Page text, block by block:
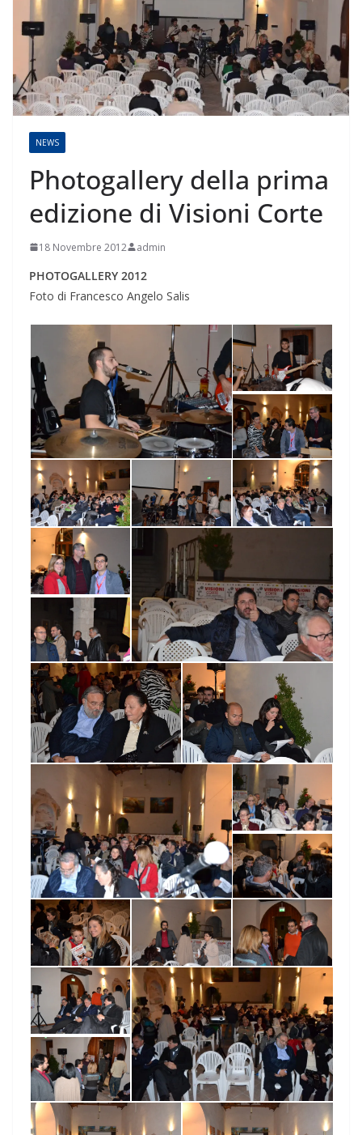
NEWS
Photogallery della prima
edizione di Visioni Corte
18 Novembre 2012 admin
PHOTOGALLERY 2012
Foto di Francesco Angelo Salis